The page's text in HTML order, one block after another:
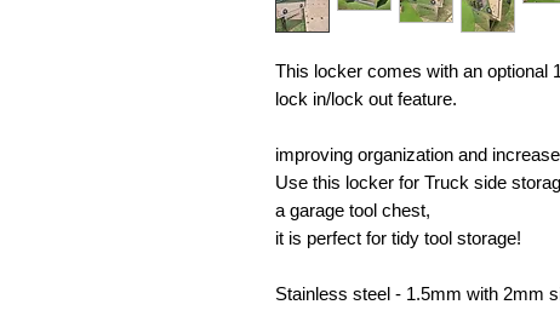
This locker comes with an optional
lock in/lock out feature.
improving organization and
Use this locker for Truck side
a garage tool chest,
it is perfect for tidy tool storage!
Stainless steel - 1.5mm with 2mm